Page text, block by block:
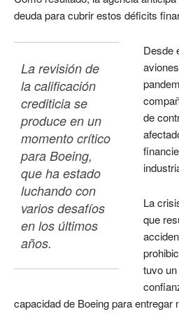
deuda para cubrir estos déficits
La revisión de
la calificación
crediticia se
produce en un
momento crítico
para Boeing,
que ha estado
luchando con
varios desafíos
en los últimos
años.
Desde
de
La
que
tuvo
capacidad de Boeing para entregar